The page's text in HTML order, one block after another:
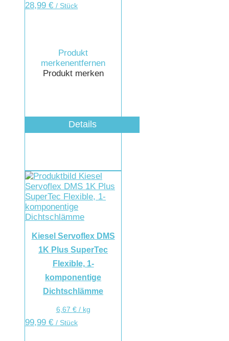
28,99 € / Stück
Produkt
merkenentfernen
Produkt merken
Details
Kiesel Servoflex DMS
1K Plus SuperTec
Flexible, 1-
komponentige
Dichtschlämme
6,67 €/ kg
99,99 € / Stück